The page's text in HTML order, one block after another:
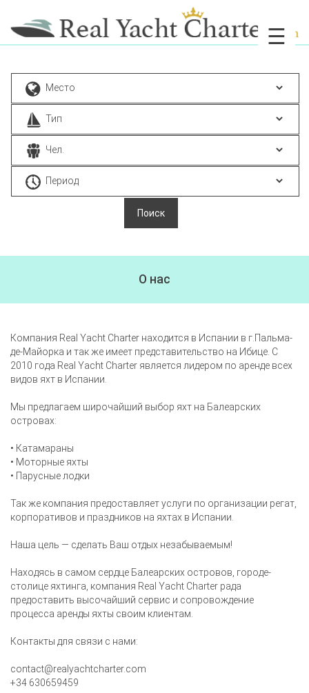
☰
О нас
Компания Real Yacht Charter находится в Испании в г.Пальма-
де-Майорка и так же имеет представительство на Ибице. С
2010 года Real Yacht Charter является лидером по аренде всех
видов яхт в Испании.
Мы предлагаем широчайший выбор яхт на Балеарских
островах:
• Катамараны
• Моторные яхты
• Парусные лодки
Так же компания предоставляет услуги по организации регат,
корпоративов и праздников на яхтах в Испании.
Наша цель — сделать Ваш отдых незабываемым!
Находясь в самом сердце Балеарских островов, городе-
столице яхтинга, компания Real Yacht Charter рада
предоставить высочайший сервис и сопровождение
процесса аренды яхты своим клиентам.
Контакты для связи с нами:
contact@realyachtcharter.com
+34 630659459